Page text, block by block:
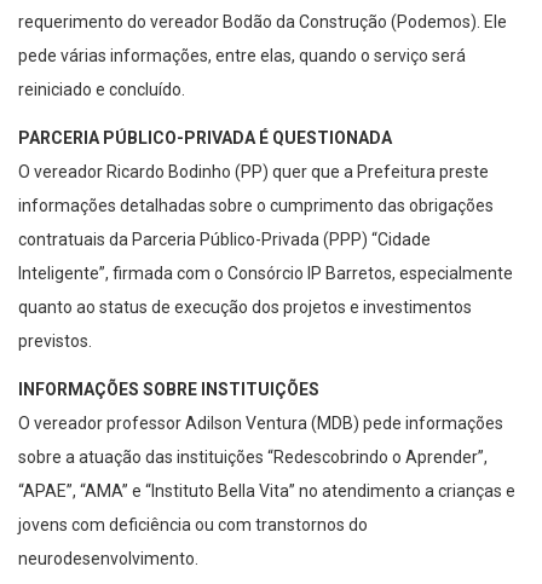
requerimento do vereador Bodão da Construção (Podemos). Ele
pede várias informações, entre elas, quando o serviço será
reiniciado e concluído.
PARCERIA PÚBLICO-PRIVADA É QUESTIONADA
O vereador Ricardo Bodinho (PP) quer que a Prefeitura preste
informações detalhadas sobre o cumprimento das obrigações
contratuais da Parceria Público-Privada (PPP) “Cidade
Inteligente”, firmada com o Consórcio IP Barretos, especialmente
quanto ao status de execução dos projetos e investimentos
previstos.
INFORMAÇÕES SOBRE INSTITUIÇÕES
O vereador professor Adilson Ventura (MDB) pede informações
sobre a atuação das instituições “Redescobrindo o Aprender”,
“APAE”, “AMA” e “Instituto Bella Vita” no atendimento a crianças e
jovens com deficiência ou com transtornos do
neurodesenvolvimento.